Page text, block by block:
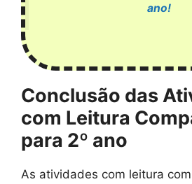
ano!
Conclusão das
com Leitura
para 2º ano
As atividades com leitura